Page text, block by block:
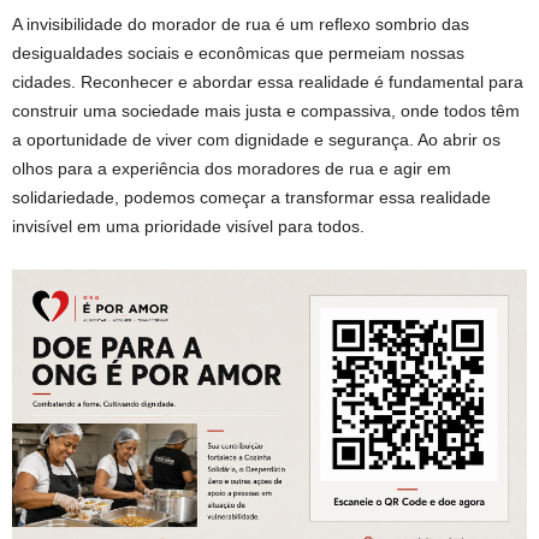
A invisibilidade do morador de rua é um reflexo sombrio das
desigualdades sociais e econômicas que permeiam nossas
cidades. Reconhecer e abordar essa realidade é fundamental para
construir uma sociedade mais justa e compassiva, onde todos têm
a oportunidade de viver com dignidade e segurança. Ao abrir os
olhos para a experiência dos moradores de rua e agir em
solidariedade, podemos começar a transformar essa realidade
invisível em uma prioridade visível para todos.